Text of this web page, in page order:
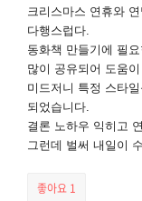
크리스마스 연휴와
다행스럽다.
동화책 만들기에 필
많이 공유되어 도움이
미드저니 특정 스타
되었습니다.
결론 노하우 익히고
그런데 벌써 내일이
좋아요 1